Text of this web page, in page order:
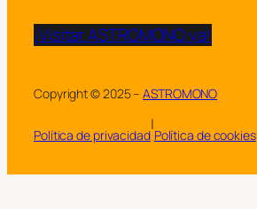
¡Visitar ASTROMONO ya!
Copyright © 2025 –ASTROMONO
Política de privacidad
|
Política de cookies